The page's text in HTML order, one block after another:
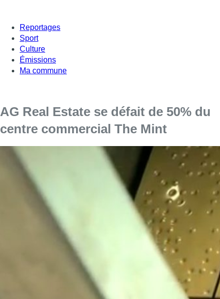
Reportages
Sport
Culture
Émissions
Ma commune
AG Real Estate se défait de 50% du
centre commercial The Mint